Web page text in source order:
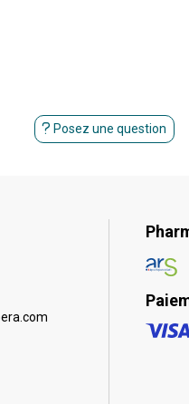
Posez une question